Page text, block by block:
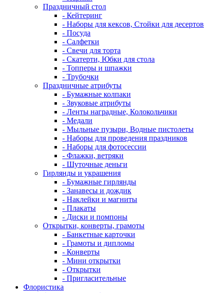
Праздничный стол
- Кейтеринг
- Наборы для кексов, Стойки для десертов
- Посуда
- Салфетки
- Свечи для торта
- Скатерти, Юбки для стола
- Топперы и шпажки
- Трубочки
Праздничные атрибуты
- Бумажные колпаки
- Звуковые атрибуты
- Ленты наградные, Колокольчики
- Медали
- Мыльные пузыри, Водные пистолеты
- Наборы для проведения праздников
- Наборы для фотосессии
- Флажки, ветряки
- Шуточные деньги
Гирлянды и украшения
- Бумажные гирлянды
- Занавесы и дождик
- Наклейки и магниты
- Плакаты
- Диски и помпоны
Открытки, конверты, грамоты
- Банкетные карточки
- Грамоты и дипломы
- Конверты
- Мини открытки
- Открытки
- Пригласительные
Флористика